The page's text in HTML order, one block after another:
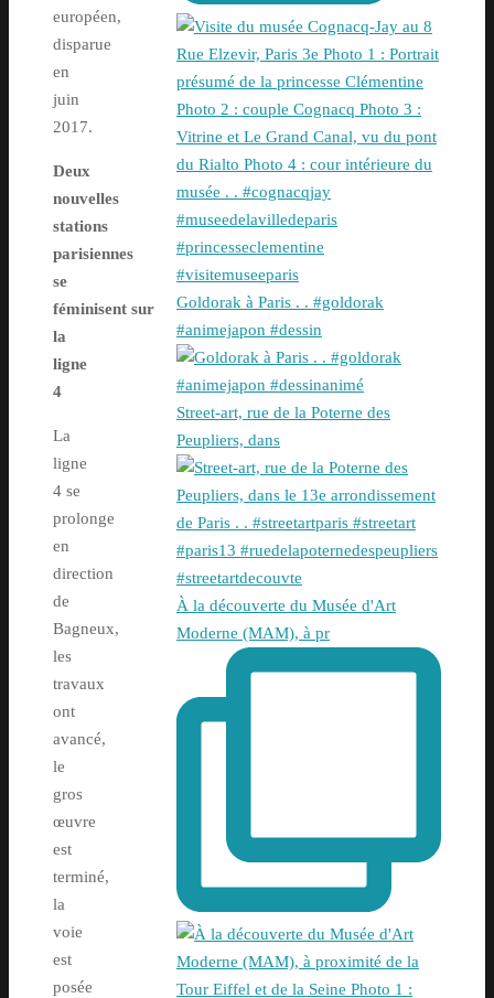
européen,
disparue
en
juin
2017.
Deux
nouvelles
stations
parisiennes
se
féminisent sur
la
ligne
4
La
ligne
4 se
prolonge
en
direction
de
Bagneux,
les
travaux
ont
avancé,
le
gros
œuvre
est
terminé,
la
voie
est
posée
Goldorak à Paris . . #goldorak
#animejapon #dessin
Street-art, rue de la Poterne des
Peupliers, dans
À la découverte du Musée d'Art
Moderne (MAM), à pr